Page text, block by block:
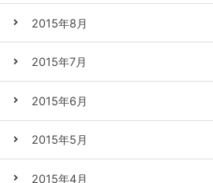
2015年8月
2015年7月
2015年6月
2015年5月
2015年4月